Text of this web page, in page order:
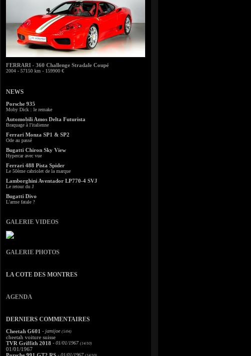
FERRARI - 360 Challenge Stradale Coupé
2004 - 57150 km - 159900 €
NEWS
Porsche 935
Moby Dick : le remake
Automobili Amos Delta Futurista
Braquage à l'italienne
Ferrari Monza SP1 & SP2
Ode au passé
Bugatti Chiron Sky View
Hypercar avec vue
Ferrari 488 Pista Spider
Le 50ème cabriolet de la marque
Lamborghini Aventador LP770-4 SVJ
Le retour du J
Bugatti Divo
L'arme fatale ?
GALERIE VIDEOS
GALERIE PHOTOS
LA COTE DES MONTRES
AGENDA
DERNIERS COMMENTAIRES
Cheetah G601 - jamijoe (5/04)
cheetah voiture suisse
TVR Griffith 2018 - 01/01/1967 (14/10)
01/01/1967
- 01/01/1967